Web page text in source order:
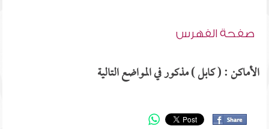
صفحة الفهرس
الأماكن : ( كابل ) مذكور في المواضع التالية